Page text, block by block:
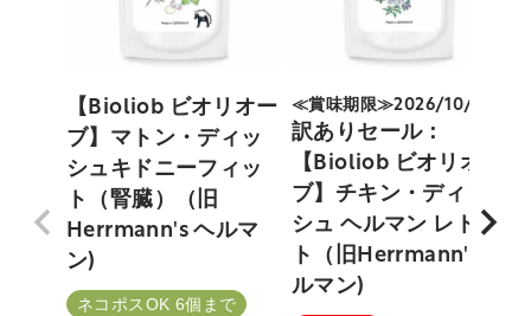
【Bioliob ビオリオー
ブ】マトン・ディッ
シュキドニーフィッ
ト（腎臓）（旧
Herrmann's ヘルマ
ン)
ネコポスOK 6個まで
≪賞味期限≫2026/10/24
訳ありセール：
【Bioliob ビオリオー
ブ】チキン・ディッ
シュ ヘルマン レトル
ト（旧Herrmann's ヘ
ルマン)